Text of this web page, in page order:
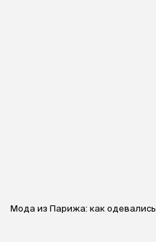
Мода из Парижа: как